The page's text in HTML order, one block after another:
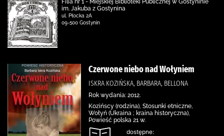
Filia nr 1 - Miejskiej Biblioteki Publicznej w Gostyninie
im. Jakuba z Gostynina
ul. Płocka 2A
09-500 Gostynin
Czerwone niebo nad Wołyniem
ISKRA KOZIŃSKA, BARBARA, BELLONA
Rok wydania: 2012.
Kozińscy (rodzina), Stosunki etniczne,
Wołyń (Ukraina ; kraina historyczna),
Powieść polska 21 w.
dostępne: